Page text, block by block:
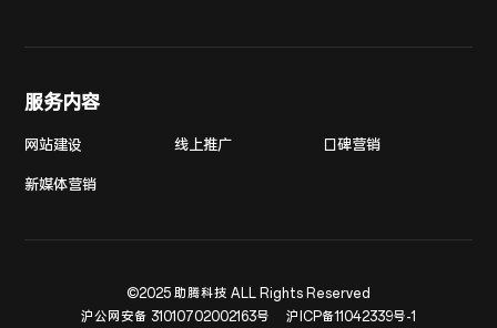
服务内容
网站建设 线上推广 口碑营销
新媒体营销
©2025 助腾科技 ALL Rights Reserved
沪公网安备 31010702002163号
沪ICP备11042339号-1